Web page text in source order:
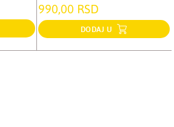
990,00 RSD
DODAJ U